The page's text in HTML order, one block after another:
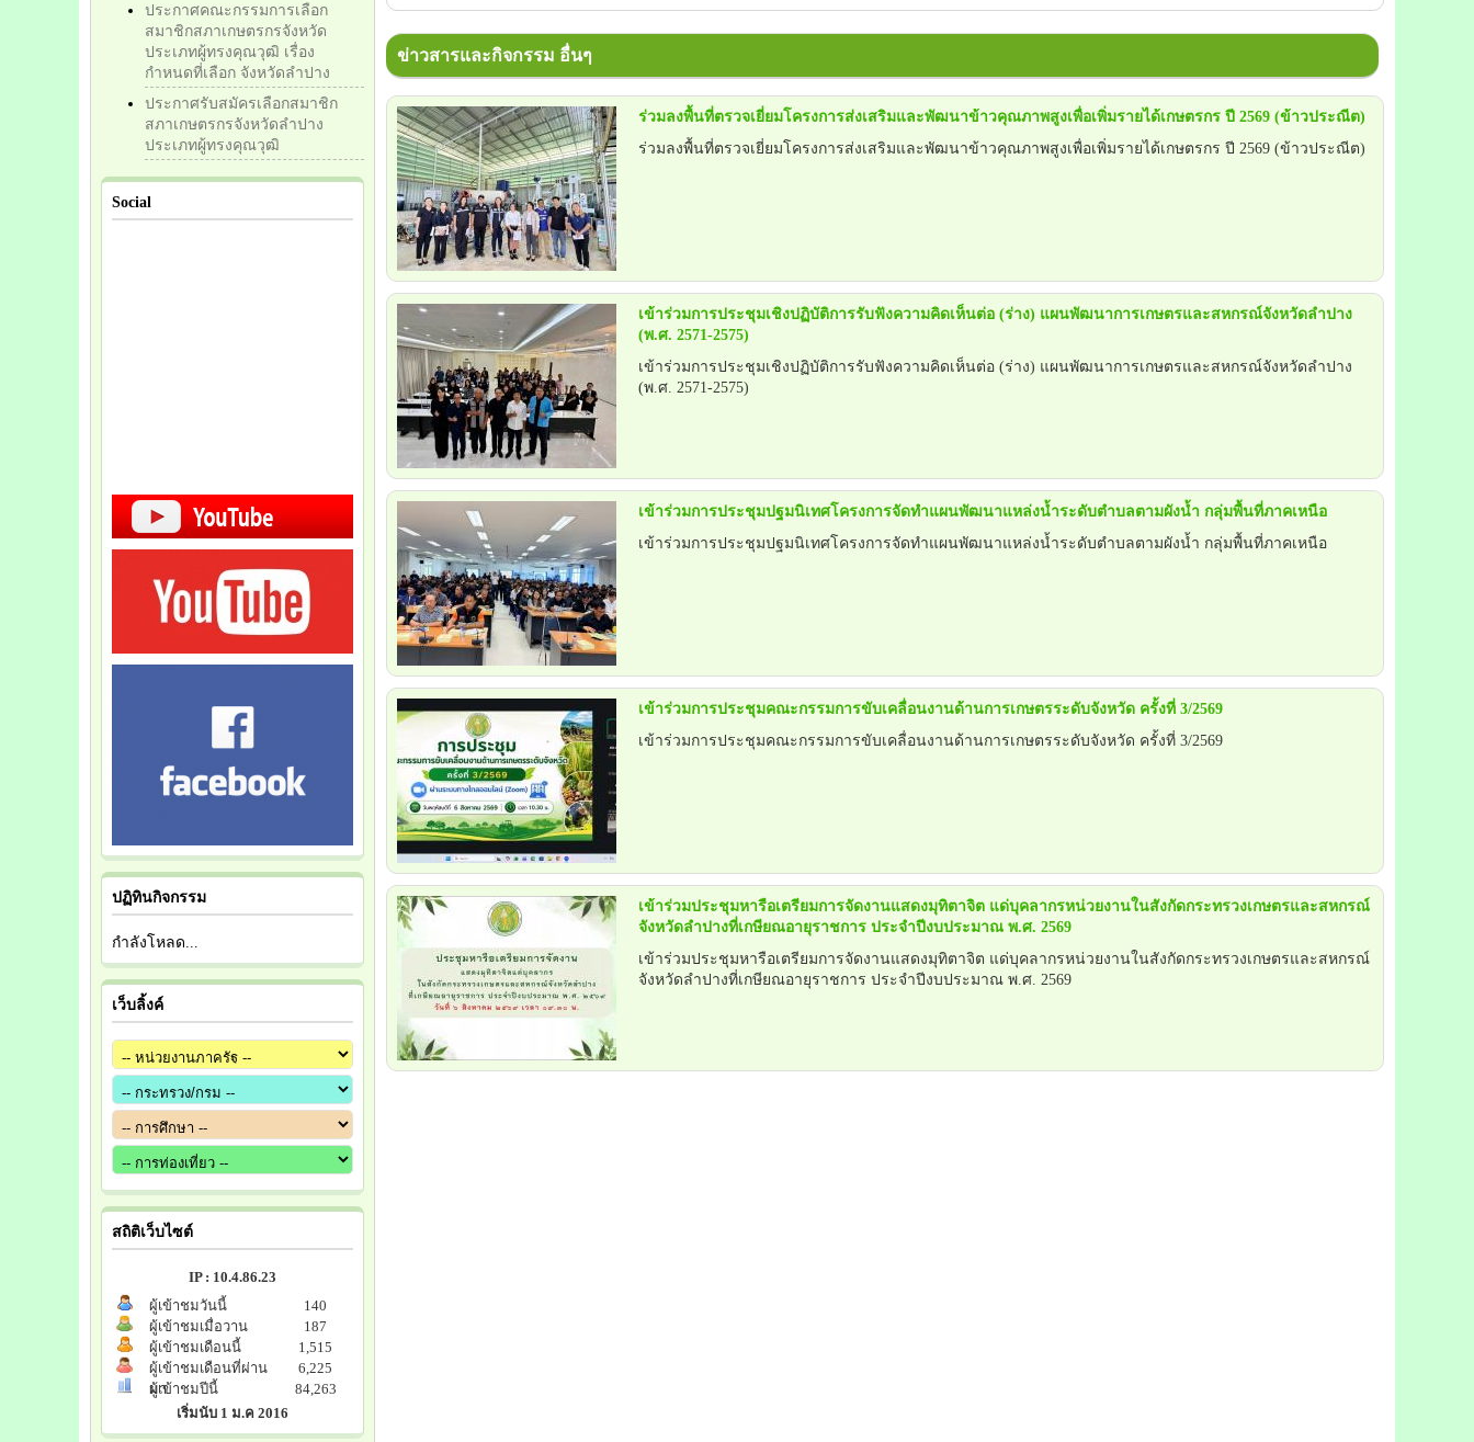
ประกาศคณะกรรมการเลือก
สมาชิกสภาเกษตรกรจังหวัด
ประเภทผู้ทรงคุณวุฒิ เรื่อง
กำหนดที่เลือก จังหวัดลำปาง
ประกาศรับสมัครเลือกสมาชิก
สภาเกษตรกรจังหวัดลำปาง
ประเภทผู้ทรงคุณวุฒิ
Social
ปฏิทินกิจกรรม
กำลังโหลด...
เว็บลิ้งค์
สถิติเว็บไซต์
IP : 10.4.86.23
ผู้เข้าชมวันนี้
140
ผู้เข้าชมเมื่อวาน
187
ผู้เข้าชมเดือนนี้
1,515
ผู้เข้าชมเดือนที่ผ่าน
มา
6,225
ผู้เข้าชมปีนี้
84,263
เริ่มนับ 1 ม.ค 2016
ข่าวสารและกิจกรรม อื่นๆ
ร่วมลงพื้นที่ตรวจเยี่ยมโครงการส่งเสริมและพัฒนาข้าวคุณภาพสูงเพื่อเพิ่มรายได้เกษตรกร ปี 2569 (ข้าวประณีต)
ร่วมลงพื้นที่ตรวจเยี่ยมโครงการส่งเสริมและพัฒนาข้าวคุณภาพสูงเพื่อเพิ่มรายได้เกษตรกร ปี 2569 (ข้าวประณีต)
เข้าร่วมการประชุมเชิงปฏิบัติการรับฟังความคิดเห็นต่อ (ร่าง) แผนพัฒนาการเกษตรและสหกรณ์จังหวัดลำปาง
(พ.ศ. 2571-2575)
เข้าร่วมการประชุมเชิงปฏิบัติการรับฟังความคิดเห็นต่อ (ร่าง) แผนพัฒนาการเกษตรและสหกรณ์จังหวัดลำปาง
(พ.ศ. 2571-2575)
เข้าร่วมการประชุมปฐมนิเทศโครงการจัดทำแผนพัฒนาแหล่งน้ำระดับตำบลตามผังน้ำ กลุ่มพื้นที่ภาคเหนือ
เข้าร่วมการประชุมปฐมนิเทศโครงการจัดทำแผนพัฒนาแหล่งน้ำระดับตำบลตามผังน้ำ กลุ่มพื้นที่ภาคเหนือ
เข้าร่วมการประชุมคณะกรรมการขับเคลื่อนงานด้านการเกษตรระดับจังหวัด ครั้งที่ 3/2569
เข้าร่วมการประชุมคณะกรรมการขับเคลื่อนงานด้านการเกษตรระดับจังหวัด ครั้งที่ 3/2569
เข้าร่วมประชุมหารือเตรียมการจัดงานแสดงมุทิตาจิต แด่บุคลากรหน่วยงานในสังกัดกระทรวงเกษตรและสหกรณ์
จังหวัดลำปางที่เกษียณอายุราชการ ประจำปีงบประมาณ พ.ศ. 2569
เข้าร่วมประชุมหารือเตรียมการจัดงานแสดงมุทิตาจิต แด่บุคลากรหน่วยงานในสังกัดกระทรวงเกษตรและสหกรณ์
จังหวัดลำปางที่เกษียณอายุราชการ ประจำปีงบประมาณ พ.ศ. 2569